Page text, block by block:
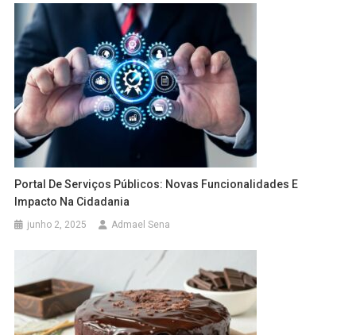
Portal De Serviços Públicos: Novas Funcionalidades E
Impacto Na Cidadania
junho 2, 2025 Admael Sena